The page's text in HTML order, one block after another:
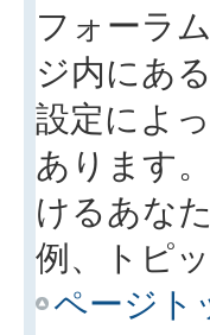
フォーラ
ジ内にあ
設定によ
あります
けるあな
例、トピ
ページト